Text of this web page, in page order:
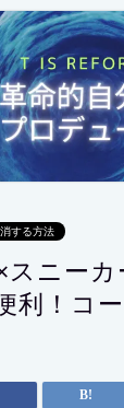
する方法
スニー
利！コ